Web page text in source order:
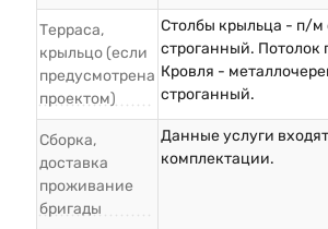
Терраса,
крыльцо (если
предусмотрена
проектом)
Столбы крыльца - п/м
строганный. Потолок
Кровля -
строганный.
Сборка,
доставка
проживание
бригады
Данные услуги
комплектации.